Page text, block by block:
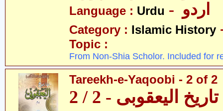
Language : Urdu
Category : Islamic History
Topic :
From Non-Shia Scholor. Included for
Tareekh-e-Yaqoobi - 2 of 2
تاریخ الیعقوبی - 2 / 2